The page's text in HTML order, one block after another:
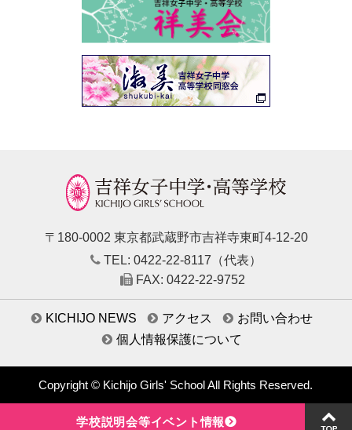
〒180-0002 東京都武蔵野市吉祥寺東町4-12-20
TEL: 0422-22-8117（代表）
FAX: 0422-22-9752
KICHIJO NEWS アクセス
お問い合わせ
個人情報保護について
Copyright © Kichijo Girls' School All Rights Reserved.
学校説明会等イベント情報